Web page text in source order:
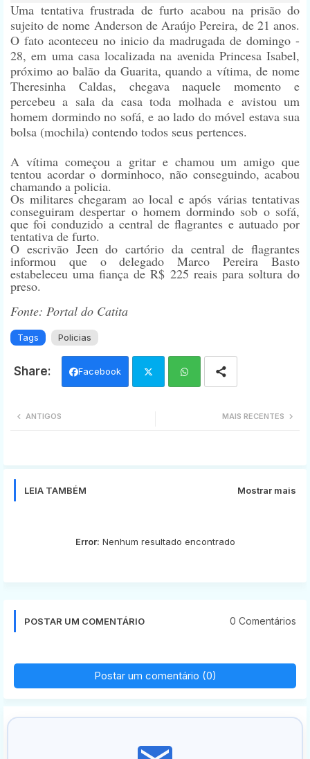
Uma tentativa frustrada de furto acabou na prisão do
sujeito de nome Anderson de Araújo Pereira, de 21 anos.
O fato aconteceu no inicio da madrugada de domingo -
28, em uma casa localizada na avenida Princesa Isabel,
próximo ao balão da Guarita, quando a vítima, de nome
Theresinha Caldas, chegava naquele momento e
percebeu a sala da casa toda molhada e avistou um
homem dormindo no sofá, e ao lado do móvel estava sua
bolsa (mochila) contendo todos seus pertences.
A vítima começou a gritar e chamou um amigo que
tentou acordar o dorminhoco, não conseguindo, acabou
chamando a policia.
Os militares chegaram ao local e após várias tentativas
conseguiram despertar o homem dormindo sob o sofá,
que foi conduzido a central de flagrantes e autuado por
tentativa de furto.
O escrivão Jeen do cartório da central de flagrantes
informou que o delegado Marco Pereira Basto
estabeleceu uma fiança de R$ 225 reais para soltura do
preso.
Fonte: Portal do Catita
Tags Policias
Facebook
MAIS RECENTES
ANTIGOS
LEIA TAMBÉM Mostrar mais
Error: Nenhum resultado encontrado
POSTAR UM COMENTÁRIO 0 Comentários
Postar um comentário (0)